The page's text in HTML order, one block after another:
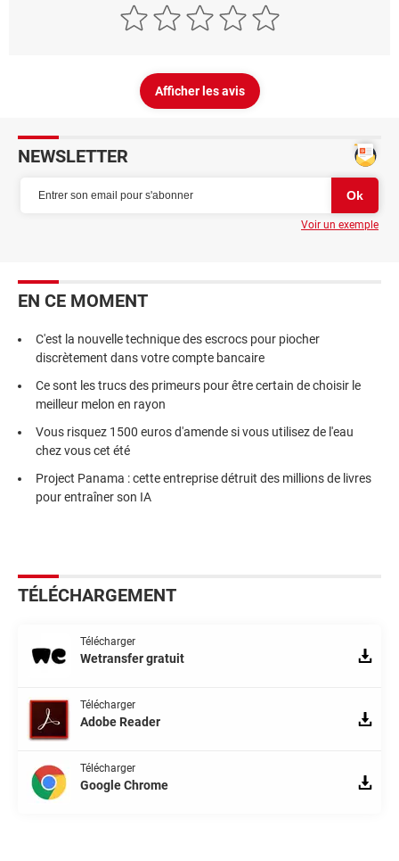
Afficher les avis
NEWSLETTER
Voir un exemple
EN CE MOMENT
C'est la nouvelle technique des escrocs pour piocher
discrètement dans votre compte bancaire
Ce sont les trucs des primeurs pour être certain de choisir le
meilleur melon en rayon
Vous risquez 1500 euros d'amende si vous utilisez de l'eau
chez vous cet été
Project Panama : cette entreprise détruit des millions de livres
pour entraîner son IA
TÉLÉCHARGEMENT
Télécharger
Wetransfer gratuit
Télécharger
Adobe Reader
Télécharger
Google Chrome